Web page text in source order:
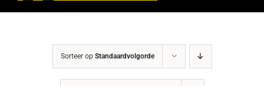
Sorteer op Standaardvolgorde